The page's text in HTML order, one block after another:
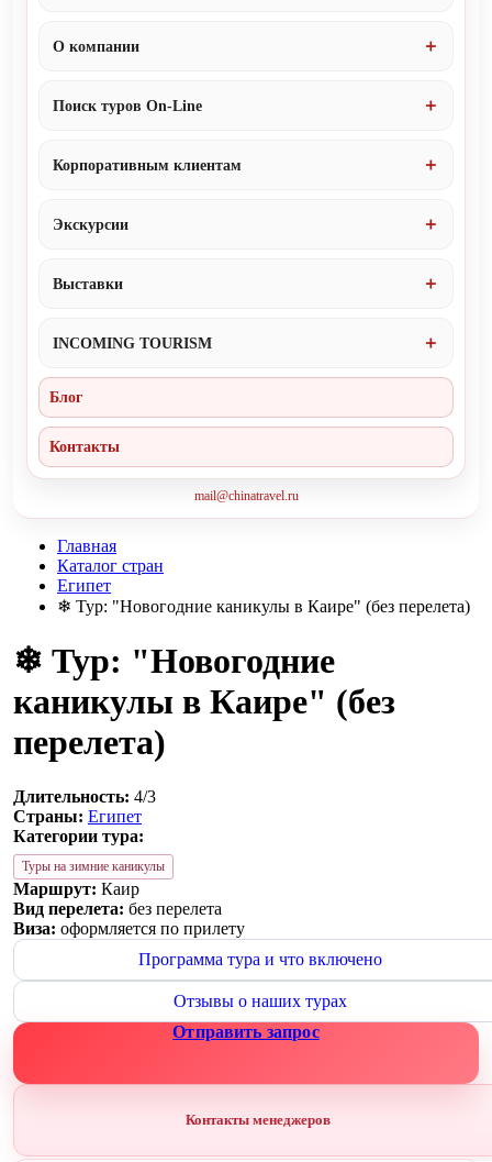
О компании
Поиск туров On-Line
Корпоративным клиентам
Экскурсии
Выставки
INCOMING TOURISM
Блог
Контакты
mail@chinatravel.ru
Главная
Каталог стран
Египет
❄ Тур: "Новогодние каникулы в Каире" (без перелета)
❄ Тур: "Новогодние
каникулы в Каире" (без
перелета)
Длительность: 4/3
Страны: Египет
Категории тура:
Туры на зимние каникулы
Маршрут: Каир
Вид перелета: без перелета
Виза: оформляется по прилету
Программа тура и что включено
Отзывы о наших турах
Отправить запрос
Контакты менеджеров